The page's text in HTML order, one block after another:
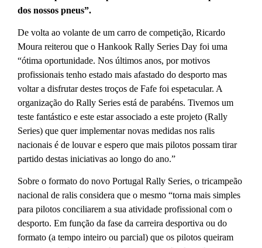
dos nossos pneus”.
De volta ao volante de um carro de competição, Ricardo
Moura reiterou que o Hankook Rally Series Day foi uma
“ótima oportunidade. Nos últimos anos, por motivos
profissionais tenho estado mais afastado do desporto mas
voltar a disfrutar destes troços de Fafe foi espetacular. A
organização do Rally Series está de parabéns. Tivemos um
teste fantástico e este estar associado a este projeto (Rally
Series) que quer implementar novas medidas nos ralis
nacionais é de louvar e espero que mais pilotos possam tirar
partido destas iniciativas ao longo do ano.”
Sobre o formato do novo Portugal Rally Series, o tricampeão
nacional de ralis considera que o mesmo “torna mais simples
para pilotos conciliarem a sua atividade profissional com o
desporto. Em função da fase da carreira desportiva ou do
formato (a tempo inteiro ou parcial) que os pilotos queiram